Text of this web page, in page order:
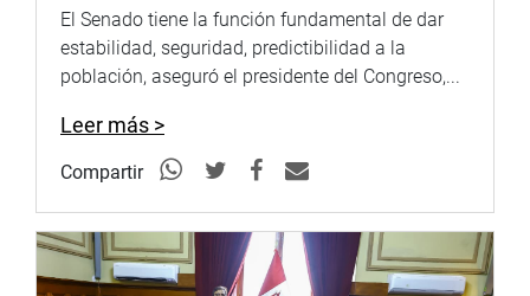
El Senado tiene la función fundamental de dar
estabilidad, seguridad, predictibilidad a la
población, aseguró el presidente del Congreso,...
Leer más >
Compartir